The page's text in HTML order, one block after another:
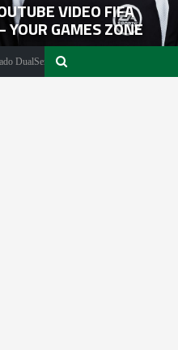
VIDEO FIFA
YOUR GAMES ZONE
The Last of Us Limited Edition